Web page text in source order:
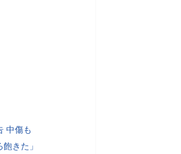
中傷も
きた」